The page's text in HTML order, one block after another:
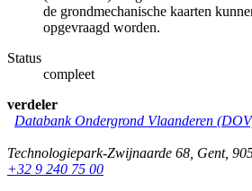
de grondmechanische kaarten
opgevraagd worden.
Status
compleet
verdeler
Databank Ondergrond Vlaanderen
Technologiepark-Zwijnaarde 68 Gent,
+32 9 240 75 00